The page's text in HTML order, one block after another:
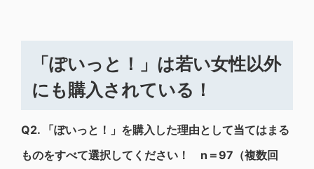
「ぽいっと！」は若い女性以外
にも購入されている！
Q2.
「ぽいっと！」を購入した理由として当てはまる
ものをすべて選択してください！ n＝97（複数回